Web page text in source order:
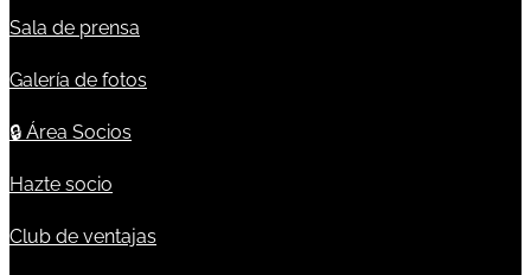
Sala de prensa
Galería de fotos
🔒 Área Socios
Hazte socio
Club de ventajas